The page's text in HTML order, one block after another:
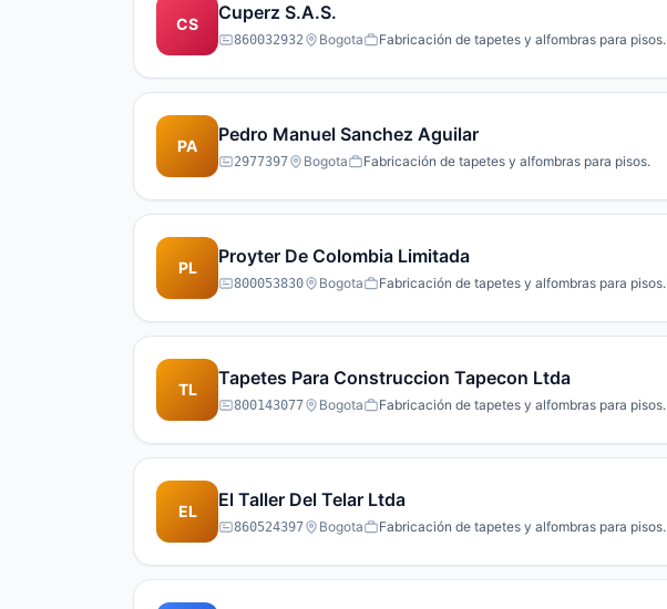
CS
Cuperz S.A.S.
860032932 Bogota Fabricación de tapetes y alfombras para pisos.
PA
Pedro Manuel Sanchez Aguilar
2977397 Bogota Fabricación de tapetes y alfombras para pisos.
PL
Proyter De Colombia Limitada
800053830 Bogota Fabricación de tapetes y alfombras para pisos.
TL
Tapetes Para Construccion Tapecon Ltda
800143077 Bogota Fabricación de tapetes y alfombras para pisos.
EL
El Taller Del Telar Ltda
860524397 Bogota Fabricación de tapetes y alfombras para pisos.